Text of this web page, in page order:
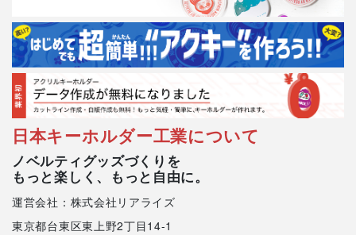
日本キーホルダー工業について
ノベルティグッズづくりを
もっと楽しく、もっと自由に。
運営会社：株式会社リアライズ
東京都台東区東上野2丁目14-1